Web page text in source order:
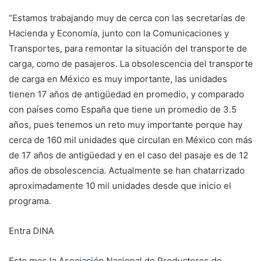
“Estamos trabajando muy de cerca con las secretarías de
Hacienda y Economía, junto con la Comunicaciones y
Transportes, para remontar la situación del transporte de
carga, como de pasajeros. La obsolescencia del transporte
de carga en México es muy importante, las unidades
tienen 17 años de antigüedad en promedio, y comparado
con países como España que tiene un promedio de 3.5
años, pues tenemos un reto muy importante porque hay
cerca de 160 mil unidades que circulan en México con más
de 17 años de antigüedad y en el caso del pasaje es de 12
años de obsolescencia. Actualmente se han chatarrizado
aproximadamente 10 mil unidades desde que inicio el
programa.
Entra DINA